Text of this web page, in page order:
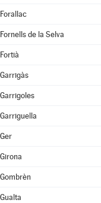
Forallac
Fornells de la Selva
Fortià
Garrigàs
Garrigoles
Garriguella
Ger
Girona
Gombrèn
Gualta